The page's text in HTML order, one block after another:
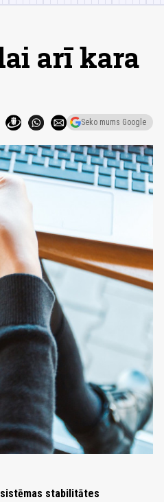
arī kara
Seko mums Google
stabilitātes